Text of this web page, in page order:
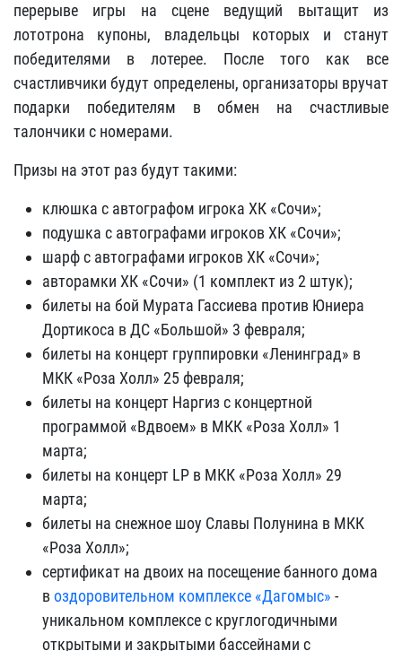
перерыве игры на сцене ведущий вытащит из
лототрона купоны, владельцы которых и станут
победителями в лотерее. После того как все
счастливчики будут определены, организаторы вручат
подарки победителям в обмен на счастливые
талончики с номерами.
Призы на этот раз будут такими:
клюшка с автографом игрока ХК «Сочи»;
подушка с автографами игроков ХК «Сочи»;
шарф с автографами игроков ХК «Сочи»;
авторамки ХК «Сочи» (1 комплект из 2 штук);
билеты на бой Мурата Гассиева против Юниера
Дортикоса в ДС «Большой» 3 февраля;
билеты на концерт группировки «Ленинград» в
МКК «Роза Холл» 25 февраля;
билеты на концерт Наргиз с концертной
программой «Вдвоем» в МКК «Роза Холл» 1
марта;
билеты на концерт LP в МКК «Роза Холл» 29
марта;
билеты на снежное шоу Славы Полунина в МКК
«Роза Холл»;
сертификат на двоих на посещение банного дома
в оздоровительном комплексе «Дагомыс» -
уникальном комплексе с круглогодичными
открытыми и закрытыми бассейнами с